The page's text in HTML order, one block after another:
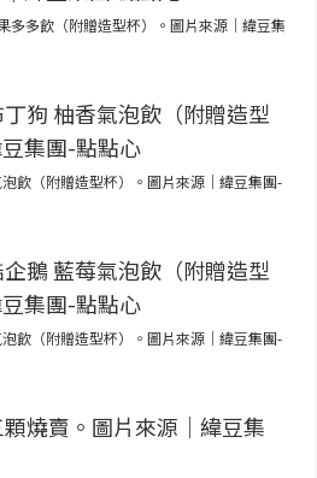
多飲（附贈造型杯）。圖片來源｜緯豆集
飲（附贈造型杯）。圖片來源｜緯豆集團-
飲（附贈造型杯）。圖片來源｜緯豆集團-